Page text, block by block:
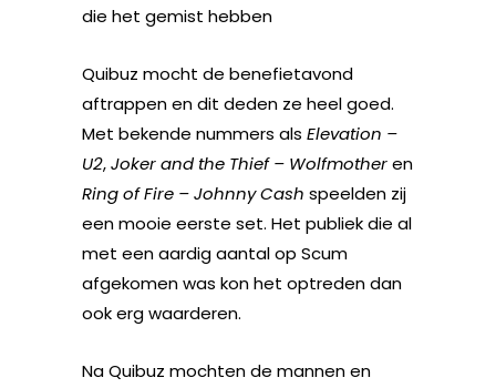
die het gemist hebben
Quibuz mocht de benefietavond
aftrappen en dit deden ze heel goed.
Met bekende nummers als Elevation –
U2,Joker and the Thief – Wolfmotheren
Ring of Fire – Johnny Cash speelden zij
een mooie eerste set. Het publiek die al
met een aardig aantal op Scum
afgekomen was kon het optreden dan
ook erg waarderen.
Na Quibuz mochten de mannen en